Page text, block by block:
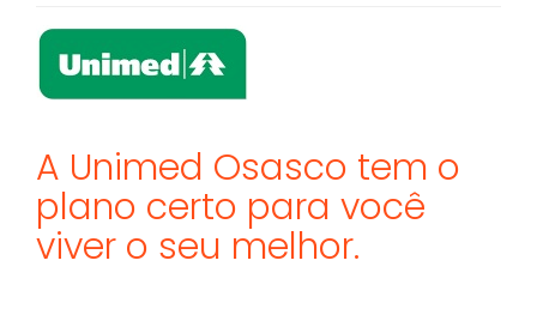
A Unimed Osasco tem o
plano certo para você
viver o seu melhor.